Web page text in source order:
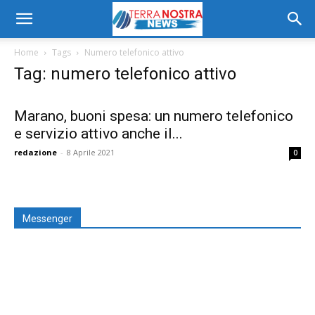
Home Tags Numero telefonico attivo
Tag: numero telefonico attivo
Marano, buoni spesa: un numero telefonico
e servizio attivo anche il...
redazione - 8 Aprile 2021 0
Messenger